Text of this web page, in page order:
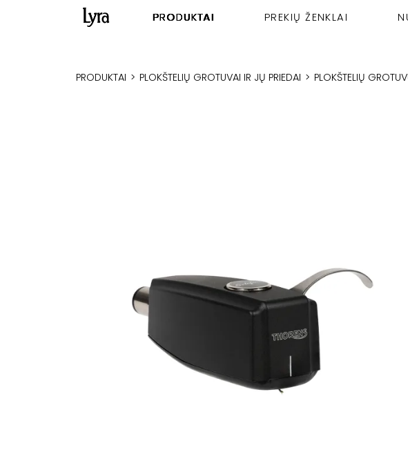
PRODUKTAI PREKIŲ ŽENKLAI
PRODUKTAI > PLOKŠTELIŲ GROTUVAI IR JŲ PRIEDAI > PLOKŠTELIŲ